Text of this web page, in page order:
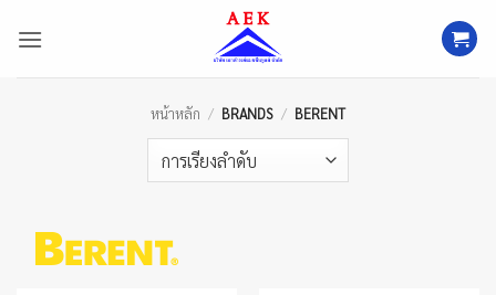
หน้าหลัก / BRANDS / BERENT